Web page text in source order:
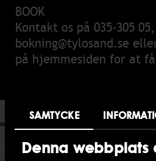
SAMTYCKE
Denna webbplats
BOOK
Kontakt os på 035-305 05,
bokning@tylosand.se
på hjemmesiden for at